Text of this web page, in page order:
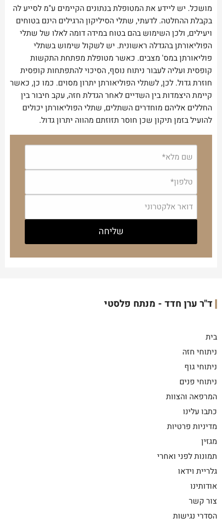
מושכל. יש ליידע את המטופלת בנתונים הקיימים ע"מ לסייע לה
בקבלת ההחלטה. לדעתי, שתלי הסיליקון הרגילים הינם בטוחים
ויעילים, ולכן השימוש בהם בטוח במידה דומה לאלו של שתלי
הפוליאורתן בהגדלה ראשונית. יש לשקול שימוש בשתלי
פוליאורתן במס' מצבים. כאשר מטופלת מפתחת התקשות
קופסית ועליה לעבור ניתוח נוסף, הסיכוי להתפתחות קופסית
חוזרת גדול. לכן, לשתלי הפוליאורתן יתרון מסוים. כמו כן, כאשר
קיימת היצמדות בין השדיים לאחר הגדלת חזה, עקב חיבור בין
החללים אליהם מוחדרים השתלים, שתלי הפוליאורתן יכולים
להועיל בזמן תיקון שכן חוסר תזוזתם מהווה יתרון גדול.
ד"ר ערן חדד - מנתח פלסטי
בית
ניתוחי חזה
ניתוחי גוף
ניתוחי פנים
המרפאה והצוות
כתבו עלינו
מדיניות פרטיות
מגזין
תמונות לפני ואחרי
גלריית וידאו
אודותינו
צור קשר
הסדרי נגישות